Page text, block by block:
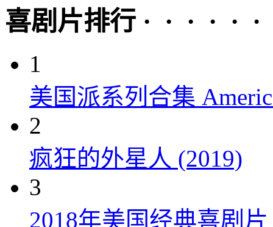
喜剧片排行 · · · · · ·
1
美国派系列合集
2
疯狂的外星人 (2019)
3
2018年美国经典喜剧